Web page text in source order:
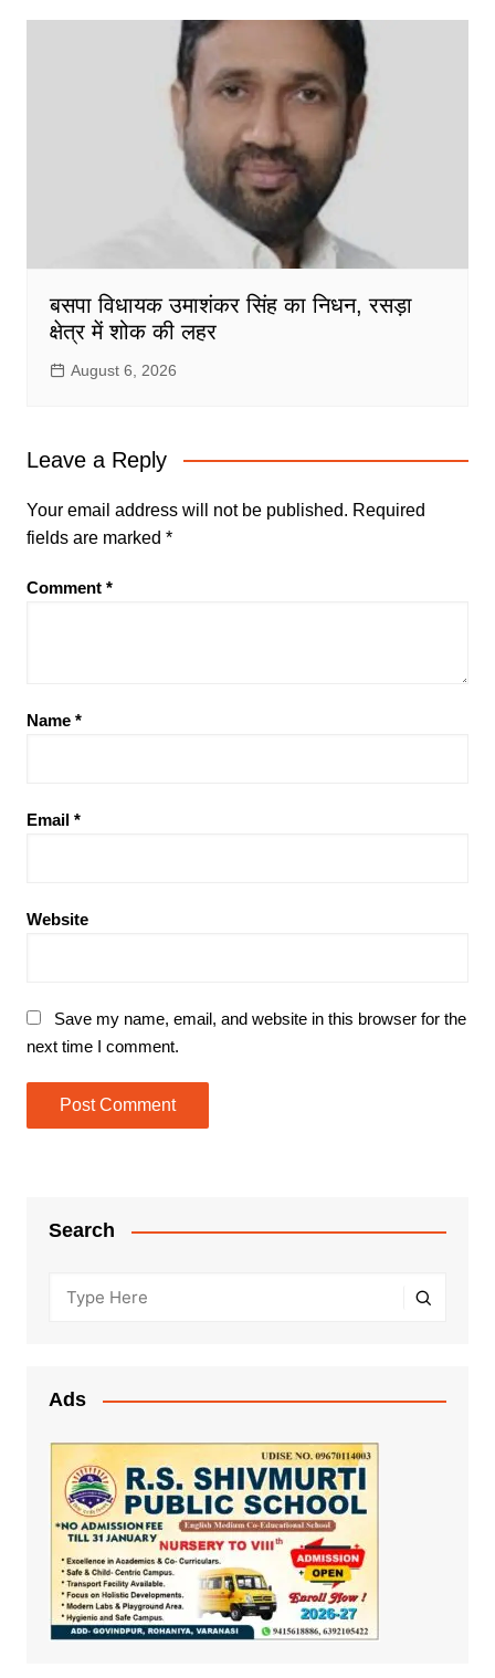
बसपा विधायक उमाशंकर सिंह का निधन, रसड़ा
क्षेत्र में शोक की लहर
August 6, 2026
Leave a Reply
Your email address will not be published. Required
fields are marked *
Comment *
Name *
Email *
Website
Save my name, email, and website in this browser for the
next time I comment.
Search
Ads